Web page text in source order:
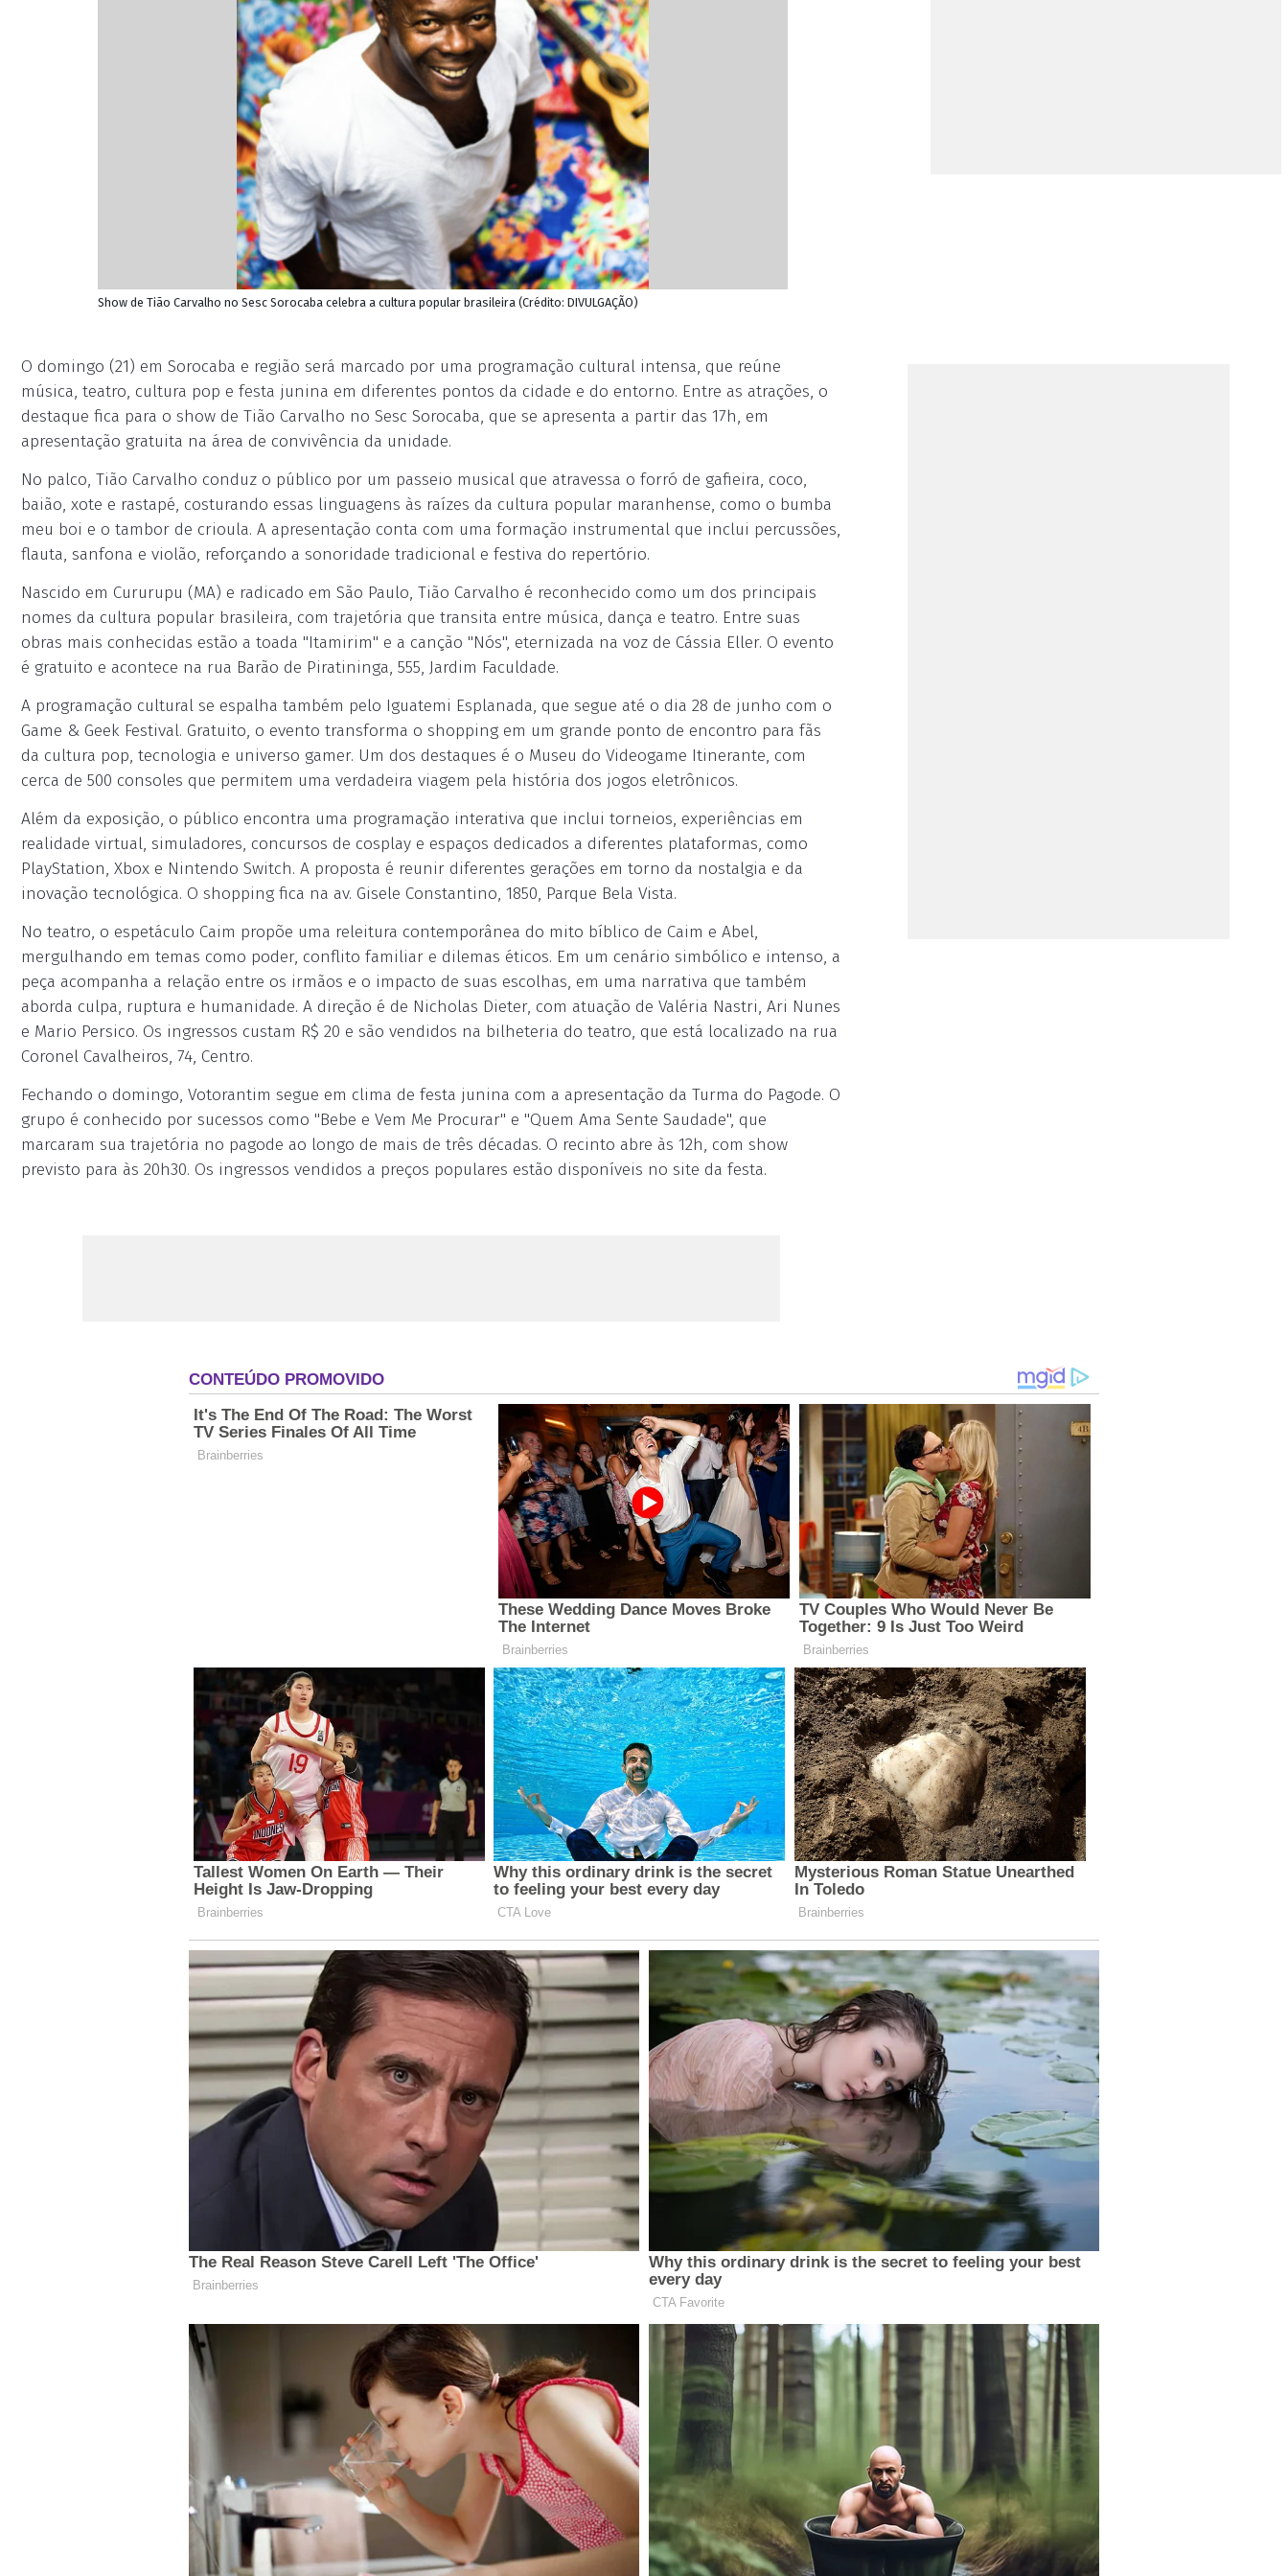
Show de Tião Carvalho no Sesc Sorocaba celebra a cultura popular brasileira (Crédito: DIVULGAÇÃO)
O domingo (21) em Sorocaba e região será marcado por uma programação cultural intensa, que reúne
música, teatro, cultura pop e festa junina em diferentes pontos da cidade e do entorno. Entre as atrações, o
destaque fica para o show de Tião Carvalho no Sesc Sorocaba, que se apresenta a partir das 17h, em
apresentação gratuita na área de convivência da unidade.
No palco, Tião Carvalho conduz o público por um passeio musical que atravessa o forró de gafieira, coco,
baião, xote e rastapé, costurando essas linguagens às raízes da cultura popular maranhense, como o bumba
meu boi e o tambor de crioula. A apresentação conta com uma formação instrumental que inclui percussões,
flauta, sanfona e violão, reforçando a sonoridade tradicional e festiva do repertório.
Nascido em Cururupu (MA) e radicado em São Paulo, Tião Carvalho é reconhecido como um dos principais
nomes da cultura popular brasileira, com trajetória que transita entre música, dança e teatro. Entre suas
obras mais conhecidas estão a toada "Itamirim" e a canção "Nós", eternizada na voz de Cássia Eller. O evento
é gratuito e acontece na rua Barão de Piratininga, 555, Jardim Faculdade.
A programação cultural se espalha também pelo Iguatemi Esplanada, que segue até o dia 28 de junho com o
Game & Geek Festival. Gratuito, o evento transforma o shopping em um grande ponto de encontro para fãs
da cultura pop, tecnologia e universo gamer. Um dos destaques é o Museu do Videogame Itinerante, com
cerca de 500 consoles que permitem uma verdadeira viagem pela história dos jogos eletrônicos.
Além da exposição, o público encontra uma programação interativa que inclui torneios, experiências em
realidade virtual, simuladores, concursos de cosplay e espaços dedicados a diferentes plataformas, como
PlayStation, Xbox e Nintendo Switch. A proposta é reunir diferentes gerações em torno da nostalgia e da
inovação tecnológica. O shopping fica na av. Gisele Constantino, 1850, Parque Bela Vista.
No teatro, o espetáculo Caim propõe uma releitura contemporânea do mito bíblico de Caim e Abel,
mergulhando em temas como poder, conflito familiar e dilemas éticos. Em um cenário simbólico e intenso, a
peça acompanha a relação entre os irmãos e o impacto de suas escolhas, em uma narrativa que também
aborda culpa, ruptura e humanidade. A direção é de Nicholas Dieter, com atuação de Valéria Nastri, Ari Nunes
e Mario Persico. Os ingressos custam R$ 20 e são vendidos na bilheteria do teatro, que está localizado na rua
Coronel Cavalheiros, 74, Centro.
Fechando o domingo, Votorantim segue em clima de festa junina com a apresentação da Turma do Pagode. O
grupo é conhecido por sucessos como "Bebe e Vem Me Procurar" e "Quem Ama Sente Saudade", que
marcaram sua trajetória no pagode ao longo de mais de três décadas. O recinto abre às 12h, com show
previsto para às 20h30. Os ingressos vendidos a preços populares estão disponíveis no site da festa.